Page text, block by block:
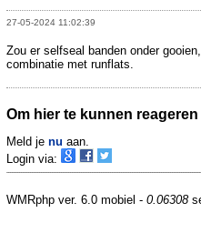
27-05-2024 11:02:39
Zou er selfseal banden onder
combinatie met runflats.
Om hier te kunnen
Meld je nu aan.
Login via:
WMRphp ver. 6.0 mobiel - 0.06308